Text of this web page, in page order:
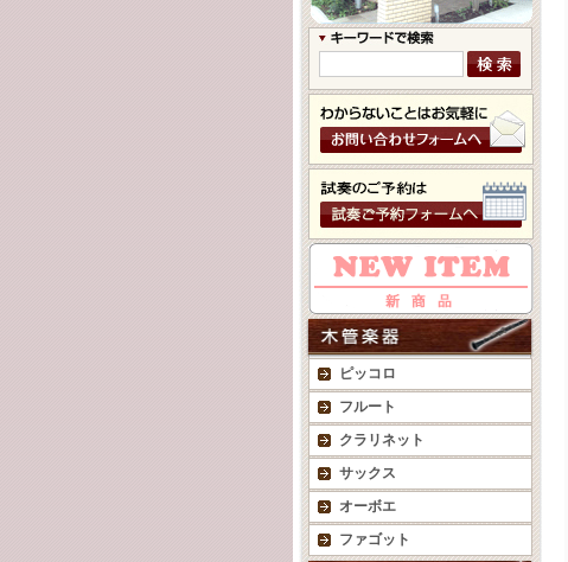
ピッコロ
フルート
クラリネット
サックス
オーボエ
ファゴット